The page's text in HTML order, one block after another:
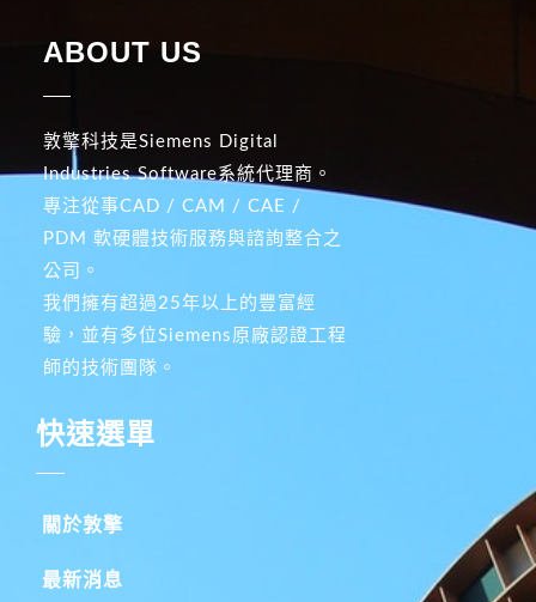
ABOUT US
敦擎科技是Siemens Digital
Industries Software系統代理商。
專注從事CAD / CAM / CAE /
PDM 軟硬體技術服務與諮詢整合之
公司。
我們擁有超過25年以上的豐富經
驗，並有多位Siemens原廠認證工程
師的技術團隊。
快速選單
關於敦擎
最新消息